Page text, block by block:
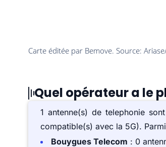
Quel opérateur a le
1 antenne(s) de telephonie
compatible(s) avec la 5G).
Bouygues Telecom : 0